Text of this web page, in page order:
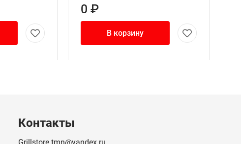
0 ₽
В корзину
Контакты